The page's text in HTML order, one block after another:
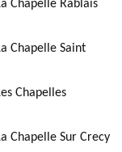
Chapelle Rablais
Chapelle Saint
Chapelles
Chapelle Sur Crecy